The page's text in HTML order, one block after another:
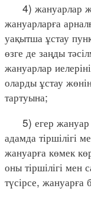
4) жануарлар
жануарларға
уақытша ұстау
өзге де заңды
жануарлар
оларды ұстау
тартуына;
5) егер жануар
адамда тіршілігі
жануарға көмек
оны тіршілігі мен
түсірсе, жануарға